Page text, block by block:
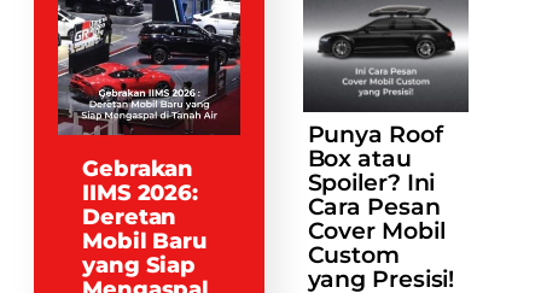
Gebrakan
IIMS 2026:
Deretan
Mobil Baru
yang Siap
Punya Roof
Box atau
Spoiler? Ini
Cara Pesan
Cover Mobil
Custom
yang Presisi!